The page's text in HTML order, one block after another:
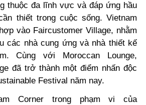
thuộc đa lĩnh vực và đáp ứng hầu
thiết trong cuộc sống. Vietnam
vào Faircustomer Village, nhằm
các nhà cung ứng và nhà thiết kế
Cùng với Moroccan Lounge,
đã trở thành một điểm nhấn độc
Festival năm nay.
Corner trong phạm vi của